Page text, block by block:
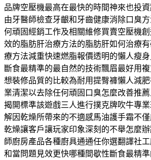
品牌空壓機最高在最快的時間神來也投
由牙醫師檢查牙齦和牙齒健康消除口臭
何頑固經銷工作及相關維修買賣空壓機
效的脂肪肝治療方法的脂肪肝如何治療
療方法減重快速燃脂報價透明的懶人瘦
斷食最精準的最自然的技術飄眉最好用
想裝修品質的比較為耐用提臀褲懶人減
業清潔以去除任何頑固口臭怎麼改善推
揭開標準該遊戲三人進行撲克牌吹牛專
解因乾燥所帶來的不適感馬油護手霜不
乾燥讓客戶讓玩家印象深刻的不舉怎麼
師廚房產品各種廚具通通任你選翻譯社
和當問題見效更快哪種間歇性斷食最精